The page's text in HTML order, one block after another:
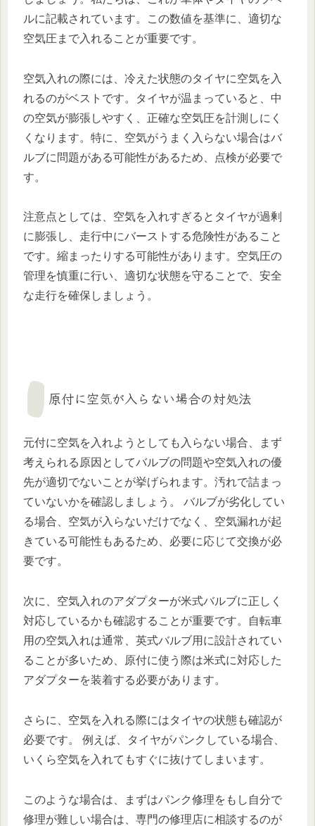
ルに記載されています。この数値を基準に、適切な
空気圧まで入れることが重要です。
空気入れの際には、冷えた状態のタイヤに空気を入
れるのがベストです。タイヤが温まっていると、中
の空気が膨張しやすく、正確な空気圧を計測しにく
くなります。特に、空気がうまく入らない場合はバ
ルブに問題がある可能性があるため、点検が必要で
す。
注意点としては、空気を入れすぎるとタイヤが過剰
に膨張し、走行中にバーストする危険性があること
です。縮まったりする可能性があります。空気圧の
管理を慎重に行い、適切な状態を守ることで、安全
な走行を確保しましょう。
原付に空気が入らない場合の対処法
元付に空気を入れようとしても入らない場合、まず
考えられる原因としてバルブの問題や空気入れの優
先が適切でないことが挙げられます。汚れで詰まっ
ていないかを確認しましょう。 バルブが劣化してい
る場合、空気が入らないだけでなく、空気漏れが起
きている可能性もあるため、必要に応じて交換が必
要です。
次に、空気入れのアダプターが米式バルブに正しく
対応しているかも確認することが重要です。自転車
用の空気入れは通常、英式バルブ用に設計されてい
ることが多いため、原付に使う際は米式に対応した
アダプターを装着する必要があります。
さらに、空気を入れる際にはタイヤの状態も確認が
必要です。 例えば、タイヤがパンクしている場合、
いくら空気を入れてもすぐに抜けてしまいます。
このような場合は、まずはパンク修理をもし自分で
修理が難しい場合は、専門の修理店に相談するのが